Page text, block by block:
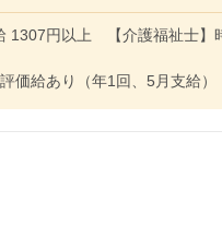
1307円以上 【介護福祉士】
給あり（年1回、5月支給）